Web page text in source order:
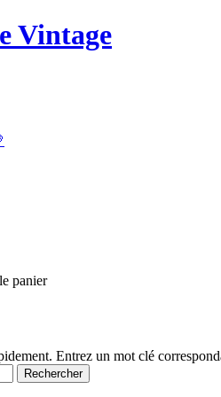
Vintage
panier
Entrez un mot clé
Rechercher